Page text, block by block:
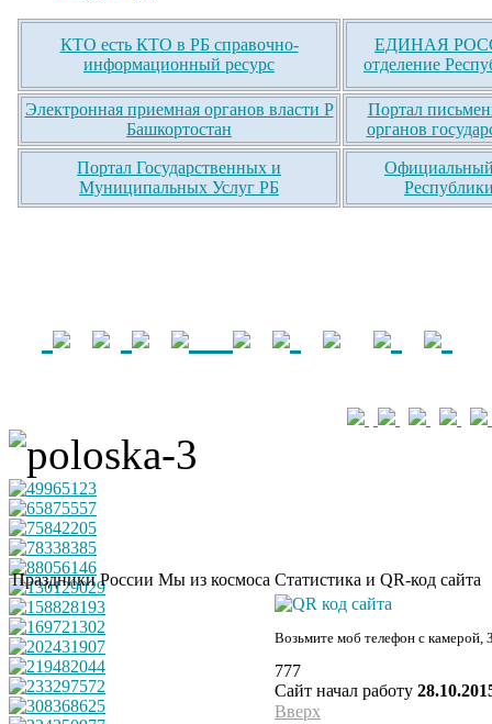
КТО есть КТО в РБ справочно-
информационный ресурс
ЕДИНАЯ
отделение
Электронная приемная органов власти Р
Башкортостан
Портал
органов
Портал Государственных и
Муниципальных Услуг РБ
Официальный
Праздники России Мы из космоса Статистика и QR-код сайта
Возьмите моб телефон с камерой,
777
Сайт начал работу
Вверх